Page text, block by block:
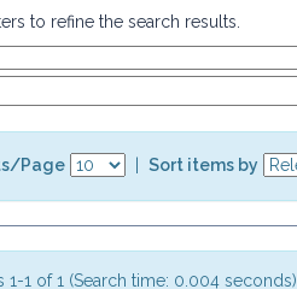
to refine the search results.
Page Sort items by
1-1 of 1 (Search time: 0.004 seconds).